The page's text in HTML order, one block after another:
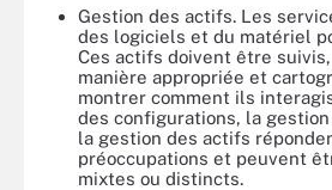
Gestion des actifs. Les
des logiciels et du matériel
Ces actifs doivent être
manière appropriée et
montrer comment ils
des configurations, la
la gestion des actifs
préoccupations et peuvent
mixtes ou distincts.